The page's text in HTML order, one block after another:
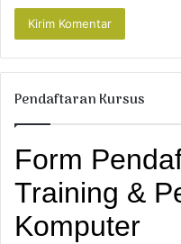
Pendaftaran Kursus